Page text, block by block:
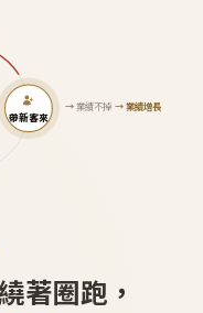
帶新客來
→業績不掉 →業績增長
著圈跑，